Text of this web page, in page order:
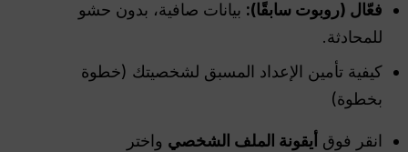
فعّال (روبوت سابقًا): بيانات صافية، بدون حشو
للمحادثة.
كيفية تأمين الإعداد المسبق لشخصيتك (خطوة
بخطوة)
انقر فوق أيقونة الملف الشخصي واختر